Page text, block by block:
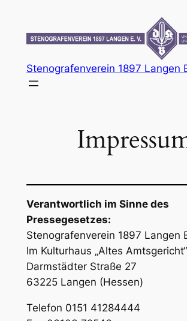
springen
Stenografenverein 1897 Langen
Verantwortlich im Sinne des
Pressegesetzes:
Stenografenverein 1897 Langen
Im Kulturhaus „Altes Amtsgericht“
Darmstädter Straße 27
63225 Langen (Hessen)
Telefon 0151 41284444